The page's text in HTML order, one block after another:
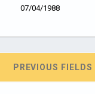
07/04/1988
PREVIOUS FIELDS